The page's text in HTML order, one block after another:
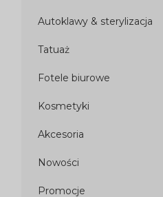
Autoklawy & sterylizacja
Tatuaż
Fotele biurowe
Kosmetyki
Akcesoria
Nowości
Promocje